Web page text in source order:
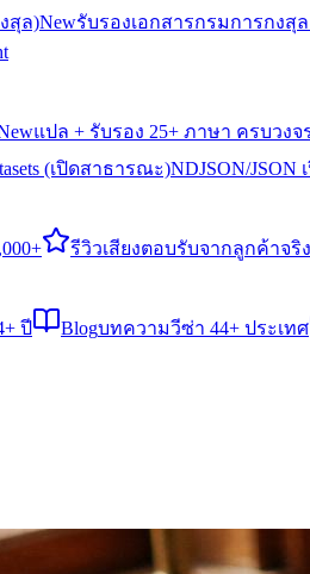
สุล)Newรับรองเอกสารกรมการกงสุ
แปล + รับรอง 25+ ภาษา ครบวงจ
(เปิดสาธารณะ)NDJSON/
รีวิวเสียงตอบรับจากลูกค้าจริง
ปี Blogบทความวีซ่า 44+ ประเทศ